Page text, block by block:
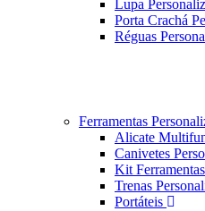
Lupa
Porta Crachá
Réguas
Ferramentas
Alicate
Canivetes
Kit
Trenas
Portáteis